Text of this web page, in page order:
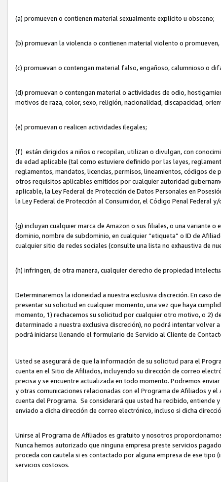
(a) promueven o contienen material sexualmente explícito u obsceno;
(b) promuevan la violencia o contienen material violento o
(c) promuevan o contengan material falso, engañoso, calumnioso o
(d) promuevan o contengan material o actividades de odio,
motivos de raza, color, sexo, religión, nacionalidad, discapacidad,
(e) promuevan o realicen actividades ilegales;
(f) están dirigidos a niños o recopilan, utilizan o divulgan, con
de edad aplicable (tal como estuviere definido por las leyes,
reglamentos, mandatos, licencias, permisos, lineamientos, códigos
otros requisitos aplicables emitidos por cualquier autoridad
aplicable, la Ley Federal de Protección de Datos Personales en
la Ley Federal de Protección al Consumidor, el Código Penal Federal
(g) incluyan cualquier marca de Amazon o sus filiales, o una variante
dominio, nombre de subdominio, en cualquier “etiqueta” o ID de
cualquier sitio de redes sociales (consulte una lista no exhaustiva de
(h) infringen, de otra manera, cualquier derecho de propiedad
Determinaremos la idoneidad a nuestra exclusiva discreción. En caso
presentar su solicitud en cualquier momento, una vez que haya
momento, 1) rechacemos su solicitud por cualquier otro motivo, o 2)
determinado a nuestra exclusiva discreción), no podrá intentar volver
podrá iniciarse llenando el formulario de Servicio al Cliente de
Usted se asegurará de que la información de su solicitud para el
cuenta en el Sitio de Afiliados, incluyendo su dirección de correo
precisa y se encuentre actualizada en todo momento. Podremos
y otras comunicaciones relacionadas con el Programa de Afiliados y
cuenta del Programa. Se considerará que usted ha recibido, entiende
enviado a dicha dirección de correo electrónico, incluso si dicha
Unirse al Programa de Afiliados es gratuito y nosotros
Nunca hemos autorizado que ninguna empresa preste servicios
proceda con cautela si es contactado por alguna empresa de ese
servicios costosos.